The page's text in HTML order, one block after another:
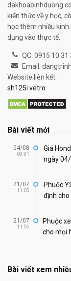
kiến thức về y học,
học thêm nhiều
dụng vào thực tế.
QC: 0915 10 31
Email:
Website liên kết:
sh125i vetro
Bài viết mới
04/08
03:31
Giá
ngày
21/07
11:05
Phuộc
định
21/07
11:04
Phuộc
cho mọi
Bài viết xem